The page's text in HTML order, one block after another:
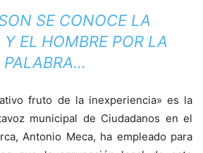
SE CONOCE LA
EL HOMBRE POR LA
PALABRA…
fruto de la inexperiencia» es la
municipal de Ciudadanos en el
Antonio Meca, ha empleado para